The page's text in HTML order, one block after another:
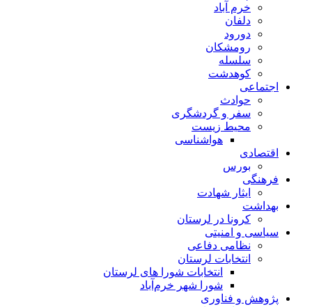
خرم آباد
دلفان
دورود
رومشکان
سلسله
کوهدشت
اجتماعی
حوادث
سفر و گردشگری
محیط زیست
هواشناسی
اقتصادی
بورس
فرهنگی
ایثار شهادت
بهداشت
کرونا در لرستان
سیاسی و امنیتی
نظامی دفاعی
انتخابات لرستان
انتخابات شورا های لرستان
شورا شهر خرم‌آباد
پژوهش و فناوری